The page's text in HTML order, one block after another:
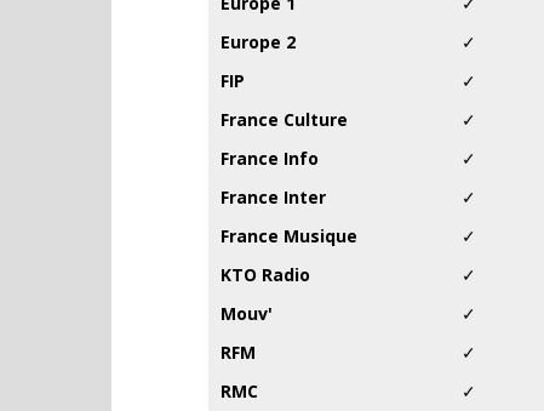
Europe 2
✓
FIP
✓
France Culture
✓
France Info
✓
France Inter
✓
France Musique
✓
KTO Radio
✓
Mouv'
✓
RFM
✓
RMC
✓